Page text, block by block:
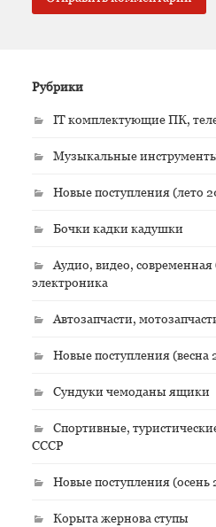
Рубрики
IT комплектующие ПК,
Музыкальные
Новые поступления (лето
Бочки кадки кадушки
Аудио, видео,
электроника
Автозапчасти,
Новые поступления (весна
Сундуки чемоданы ящики
Спортивные,
СССР
Новые поступления (осень
Корыта жернова ступы